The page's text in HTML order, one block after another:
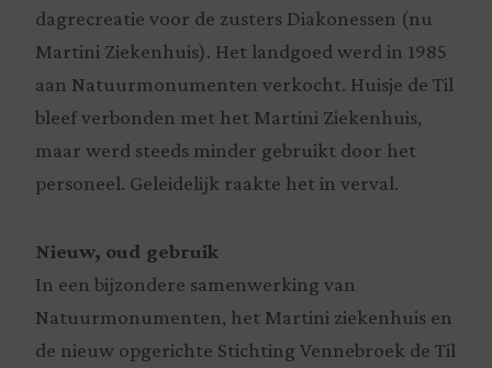
dagrecreatie voor de zusters Diakonessen (nu
Martini Ziekenhuis). Het landgoed werd in 1985
aan Natuurmonumenten verkocht. Huisje de Til
bleef verbonden met het Martini Ziekenhuis,
maar werd steeds minder gebruikt door het
personeel. Geleidelijk raakte het in verval.
Nieuw, oud gebruik
In een bijzondere samenwerking van
Natuurmonumenten, het Martini ziekenhuis en
de nieuw opgerichte Stichting Vennebroek de Til